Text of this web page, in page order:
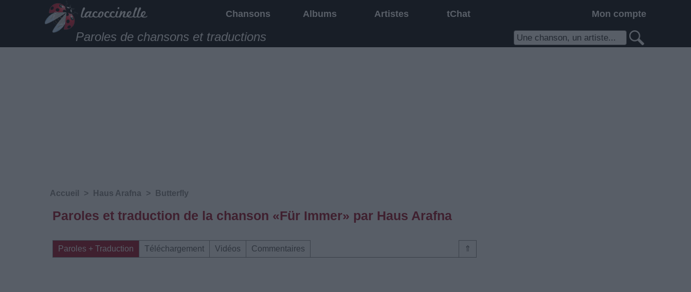
Chansons Albums Artistes tChat Mon compte
Paroles de chansons et traductions
Accueil > Haus Arafna > Butterfly
Paroles et traduction de la chanson «Für Immer» par Haus Arafna
⇑
Paroles + Traduction Téléchargement Vidéos Commentaires